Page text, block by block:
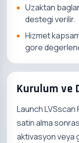
Uzaktan
destegi verilir.
Hizmet
gore
Kurulum ve
Launch LVSscan
satin alma
aktivasyon veya